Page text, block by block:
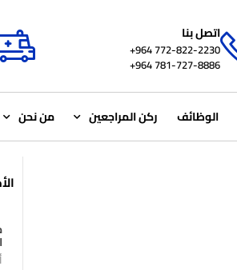
اتصل بنا
772-822-2230‏ 964+
781-727-8886 964+
الوظائف ركن المراجعين من نحن